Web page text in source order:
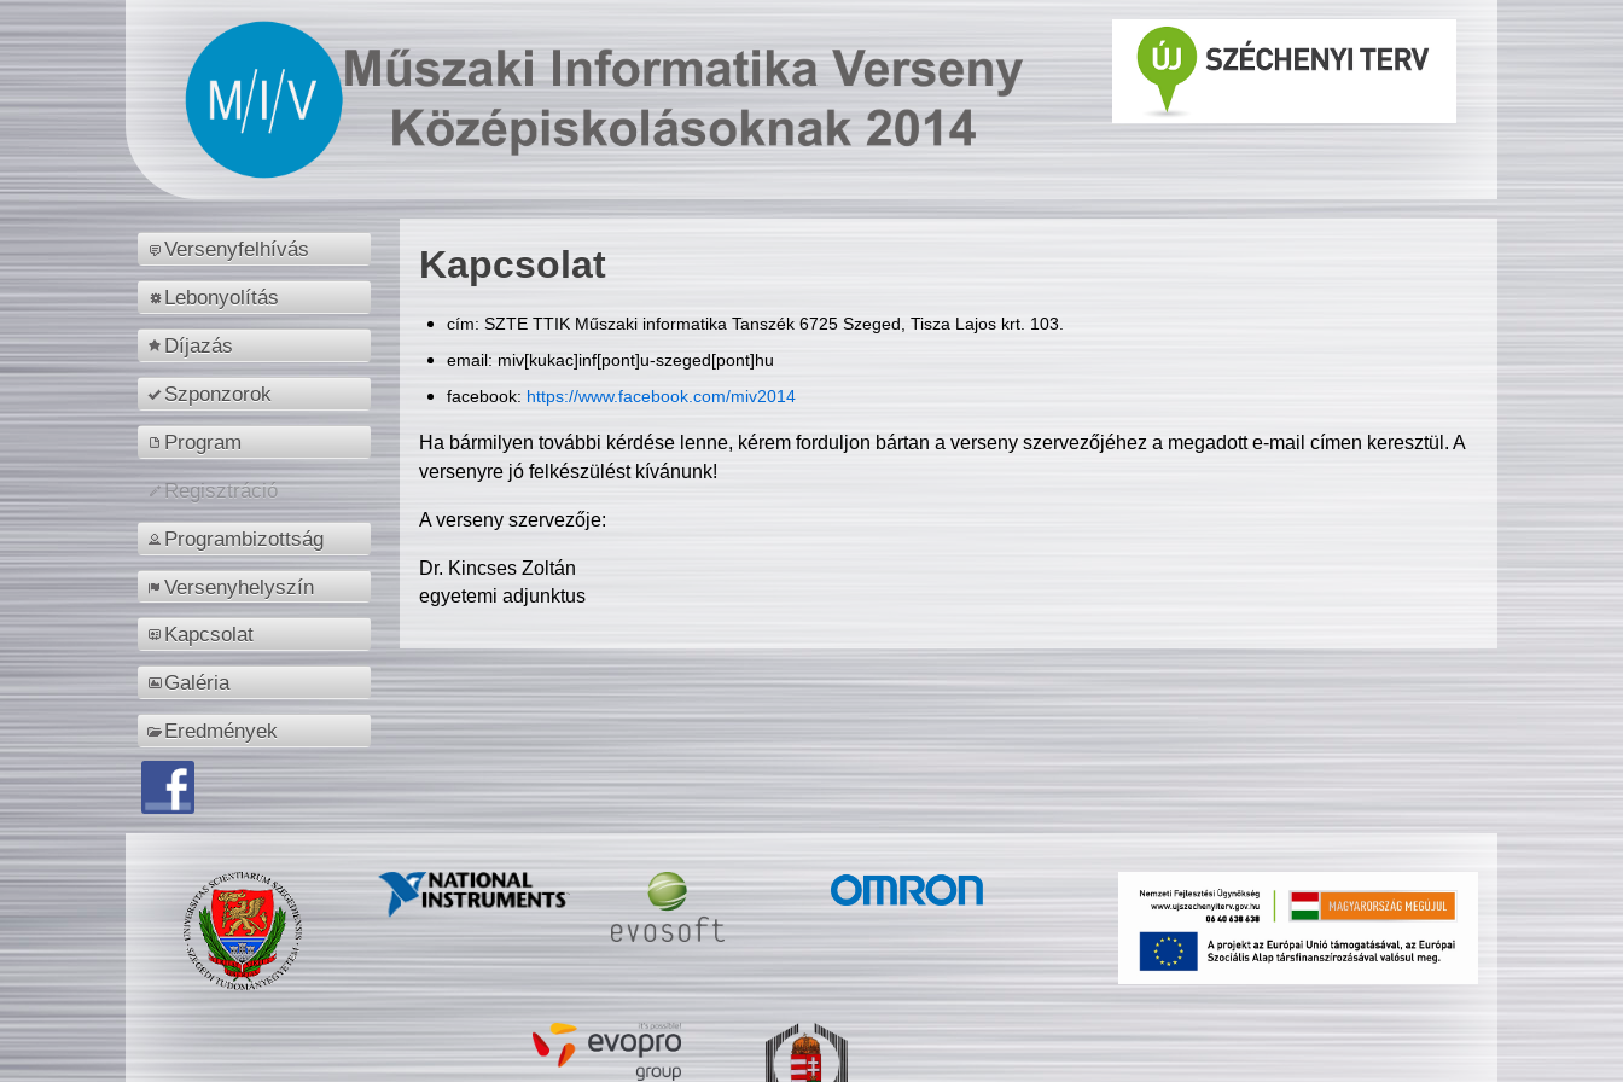
Versenyfelhívás
Lebonyolítás
Díjazás
Szponzorok
Program
Regisztráció
Programbizottság
Versenyhelyszín
Kapcsolat
Galéria
Eredmények
Kapcsolat
cím: SZTE TTIK Műszaki informatika Tanszék 6725 Szeged, Tisza Lajos krt. 103.
email: miv[kukac]inf[pont]u-szeged[pont]hu
facebook: https://www.facebook.com/miv2014
Ha bármilyen további kérdése lenne, kérem forduljon bártan a verseny szervezőjéhez a megadott e-mail címen keresztül. A
versenyre jó felkészülést kívánunk!
A verseny szervezője:
Dr. Kincses Zoltán
egyetemi adjunktus